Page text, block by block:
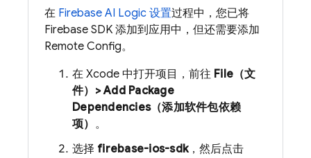
在 Firebase AI Logic 设置过程中，您已将
Firebase SDK 添加到应用中，但还需要添加
Remote Config。
在 Xcode 中打开项目，前往 File（文
件）> Add Package
Dependencies（添加软件包依赖
项） 。
选择 firebase-ios-sdk，然后点击